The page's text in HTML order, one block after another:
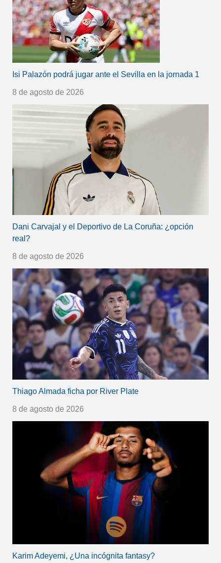
Isi Palazón podrá jugar ante el Sevilla en la jornada 1
8 de agosto de 2026
Dani Carvajal y el Deportivo de La Coruña: ¿opción
real?
8 de agosto de 2026
Thiago Almada ficha por River Plate
8 de agosto de 2026
Karim Adeyemi, ¿Una incógnita fantasy?